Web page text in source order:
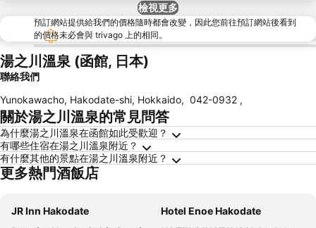
檢視更多
預訂網站提供給我們的價格隨時都會改變，因此您前往預訂網站後看到
的價格未必會與 trivago 上的相同。
湯之川溫泉 (函館, 日本)
聯絡我們
Yunokawacho, Hakodate-shi, Hokkaido, 042-0932 ,
關於湯之川溫泉的常見問答
為什麼湯之川溫泉在函館如此受歡迎？
有哪些住宿在湯之川溫泉附近？
有什麼其他的景點在湯之川溫泉附近？
更多熱門酒飯店
JR Inn Hakodate
Hotel Enoe Hakodate